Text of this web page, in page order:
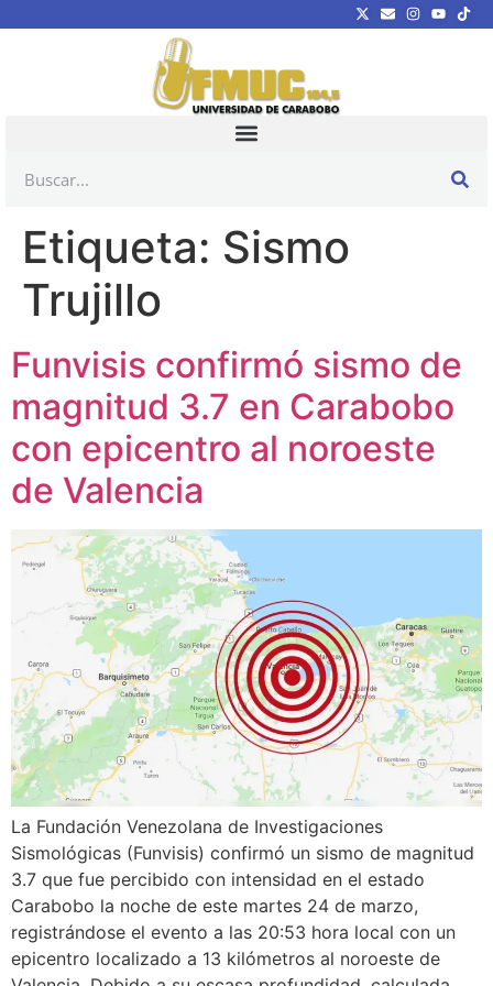
Etiqueta: Sismo
Trujillo
Funvisis confirmó sismo de
magnitud 3.7 en Carabobo
con epicentro al noroeste
de Valencia
La Fundación Venezolana de Investigaciones
Sismológicas (Funvisis) confirmó un sismo de magnitud
3.7 que fue percibido con intensidad en el estado
Carabobo la noche de este martes 24 de marzo,
registrándose el evento a las 20:53 hora local con un
epicentro localizado a 13 kilómetros al noroeste de